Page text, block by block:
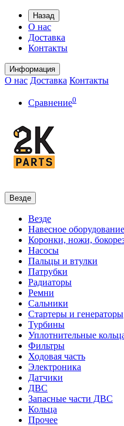
Назад
О нас
Доставка
Контакты
Информация
О нас Доставка Контакты
Сравнение0
Везде
Везде
Навесное оборудование
Коронки, ножи,
Насосы
Пальцы и втулки
Патрубки
Радиаторы
Ремни
Сальники
Стартеры и генераторы
Турбины
Уплотнительные
Фильтры
Ходовая часть
Электроника
Датчики
ДВС
Запасные части ДВС
Кольца
Прочее